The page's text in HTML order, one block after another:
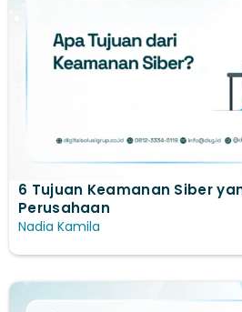
6 Tujuan Keamanan Siber
Perusahaan
Nadia Kamila